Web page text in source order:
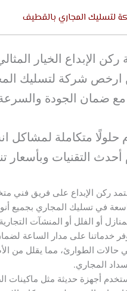
لتسليك المجاري بالقطيف
الإبداع الخيار
شركة لتسليك
ضمان الجودة والسرعة
متكاملة لمشاكل
أحدث التقنيات وبأسعار
ركن الإبداع على فريق فني
في تسليك المجاري بجميع
أو الفلل أو المنشآت
خدماتنا على مدار الساعة
حالات الطوارئ، مما يقلل من
المجاري.
أجهزة حديثة مثل ماكينات